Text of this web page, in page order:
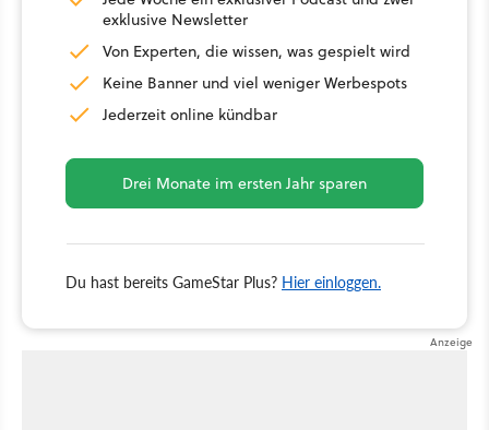
exklusive Newsletter
Von Experten, die wissen, was gespielt wird
Keine Banner und viel weniger Werbespots
Jederzeit online kündbar
Drei Monate im ersten Jahr sparen
Du hast bereits GameStar Plus? Hier einloggen.